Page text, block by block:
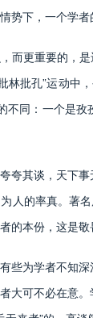
下，一个学
重要的，是
林批孔”运动
同：一个是
其谈，天下
的率真。著
本份，这是敬
为学者不知
大可不必在意